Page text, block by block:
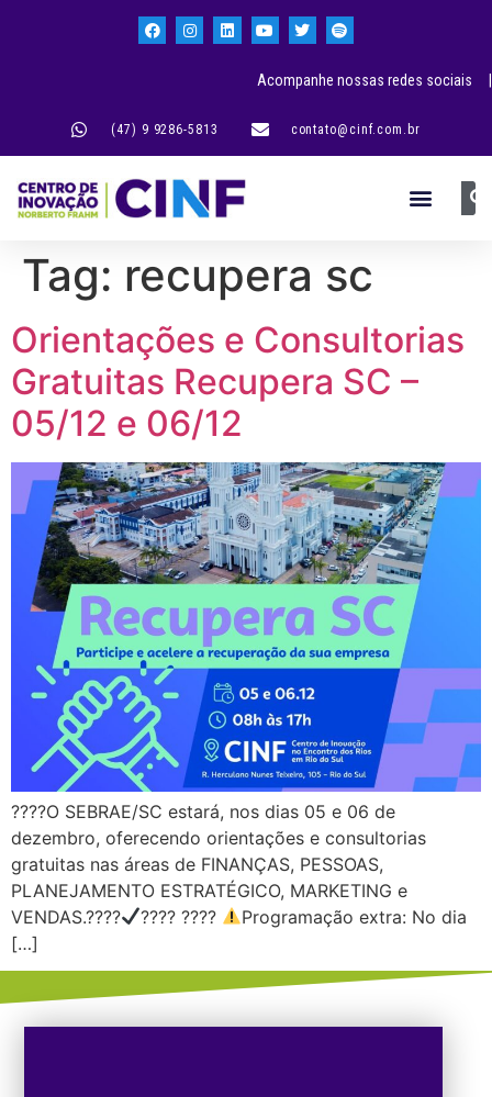
(47) 9 9286-5813 contato@cinf.com.br
Acompanhe nossas redes sociais |
Tag: recupera sc
Orientações e Consultorias
Gratuitas Recupera SC –
05/12 e 06/12
????O SEBRAE/SC estará, nos dias 05 e 06 de
dezembro, oferecendo orientações e consultorias
gratuitas nas áreas de FINANÇAS, PESSOAS,
PLANEJAMENTO ESTRATÉGICO, MARKETING e
VENDAS.????
???? ????
Programação extra: No dia
[…]